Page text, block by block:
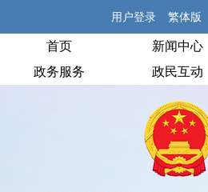
用户登录 繁体版
首页 新闻中心
政务服务
政民互动